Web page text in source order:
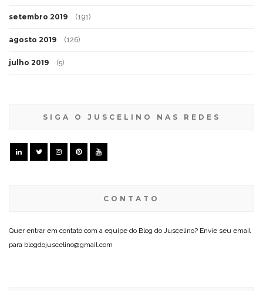
setembro 2019 (191)
agosto 2019 (126)
julho 2019 (5)
SIGA O JUSCELINO NAS REDES
CONTATO
Quer entrar em contato com a equipe do Blog do Juscelino? Envie seu email
para blogdojuscelino@gmail.com